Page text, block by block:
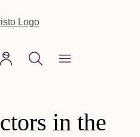
items
cart contains 0 items.
in the